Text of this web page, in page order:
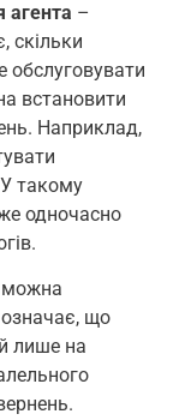
агента –
скільки
обслуговувати
встановити
Наприклад,
У такому
одночасно
можна
що
лише на